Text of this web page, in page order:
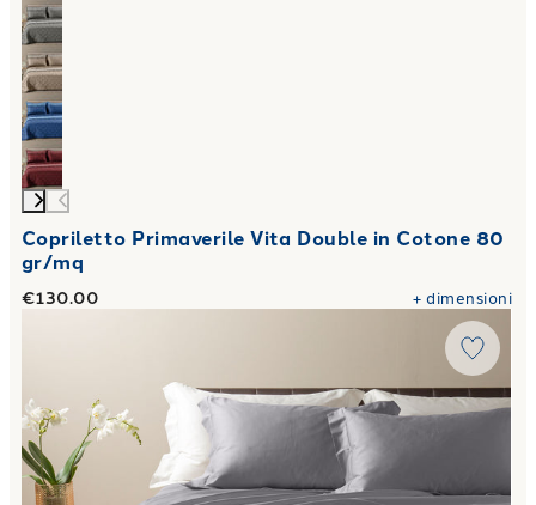
Copriletto Primaverile Vita Double in Cotone 80
gr/mq
€130.00 +dimensioni
Copriletto Primaverile in Raso di cotone 80 gr/mq